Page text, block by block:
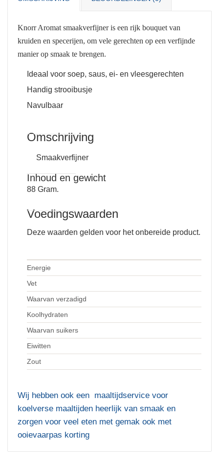
Knorr Aromat smaakverfijner is een rijk bouquet van
kruiden en specerijen, om vele gerechten op een verfijnde
manier op smaak te brengen.
Ideaal voor soep, saus, ei- en vleesgerechten
Handig strooibusje
Navulbaar
Omschrijving
Smaakverfijner
Inhoud en gewicht
88 Gram.
Voedingswaarden
Deze waarden gelden voor het onbereide product.
Energie
Vet
Waarvan verzadigd
Koolhydraten
Waarvan suikers
Eiwitten
Zout
Wij hebben ook een maaltijdservice voor
koelverse maaltijden heerlijk van smaak en
zorgen voor veel eten met gemak ook met
ooievaarpas korting